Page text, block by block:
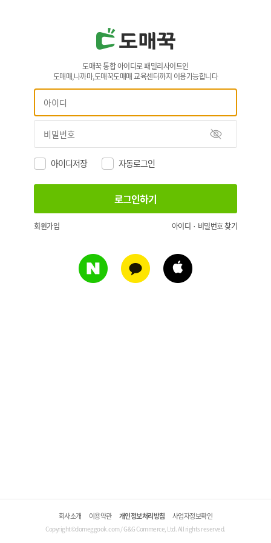
도매꾹 통합 아이디로 패밀리사이트인
도매매,나까마,도매꾹도매매 교육센터까지 이용가능합니다
아이디저장 자동로그인
회원가입 아이디 · 비밀번호 찾기
회사소개 이용약관 개인정보처리방침 사업자정보확인
Copyright©domeggook.com / G&G Commerce, Ltd. All rights reserved.